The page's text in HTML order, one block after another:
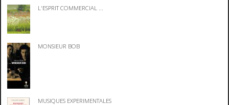
L'ESPRIT COMMERCIAL ...
MONSIEUR BOB
MUSIQUES EXPERIMENTALES